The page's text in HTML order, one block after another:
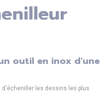
outil en inox d'une
d'écheniller les dessins les plus